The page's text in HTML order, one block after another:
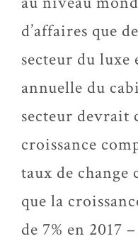
d’affaires que
secteur du luxe
annuelle du
secteur devrait
croissance
taux de change
que la
de 7% en 2017